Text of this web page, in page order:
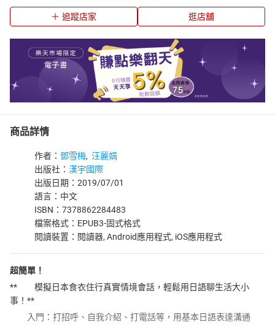
追蹤店家 逛店舖
商品詳情
作者： 鄧雪梅, 汪麗娟
出版社： 漢宇國際
出版日期：2019/07/01
語言：中文
ISBN：7378862284483
檔案格式：EPUB3-固式格式
閱讀裝置：閱讀器, Android應用程式, iOS應用程式
超簡單！
** 模擬日本食衣住行真實情境會話，輕鬆用日語聊生活大小
事！**
入門：打招呼、自我介紹、打電話等，用基本日語表達溝通